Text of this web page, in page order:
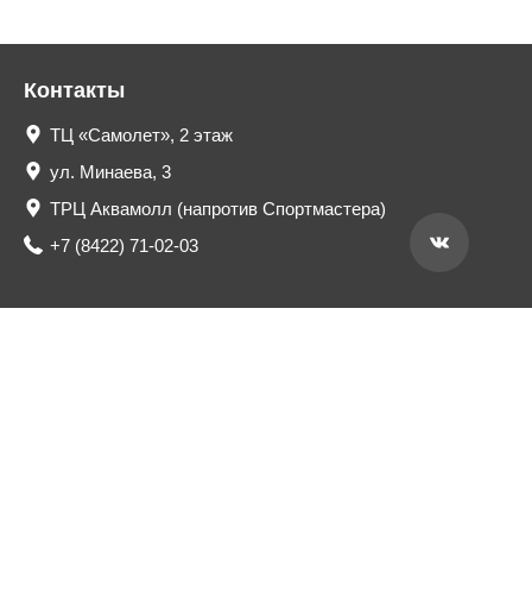
Контакты
ТЦ «Самолет», 2 этаж
ул. Минаева, 3
ТРЦ Аквамолл (напротив Спортмастера)
+7 (8422) 71-02-03